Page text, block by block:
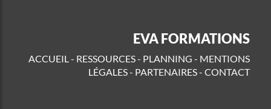
EVA FORMATIONS
ACCUEIL - RESSOURCES- PLANNING - MENTIONS
LÉGALES- PARTENAIRES- CONTACT